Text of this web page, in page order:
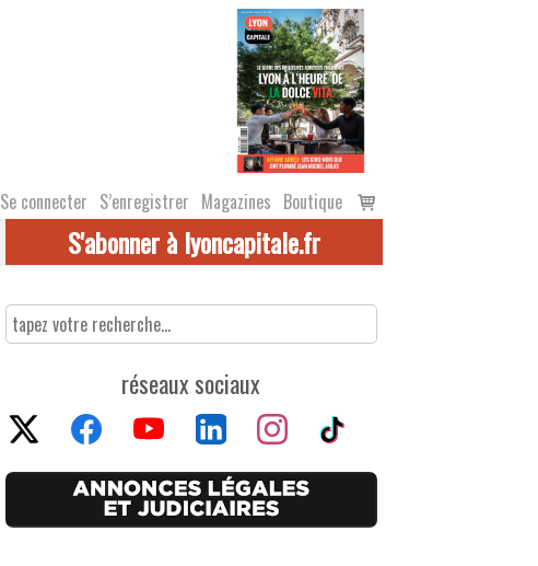
Se connecter S’enregistrer Magazines Boutique
Voir
le
S'abonner à lyoncapitale.fr
réseaux sociaux